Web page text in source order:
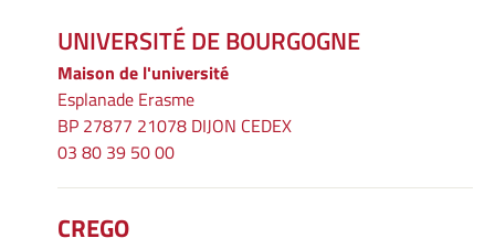
UNIVERSITÉ DE BOURGOGNE
Maison de l'université
Esplanade Erasme
BP 27877 21078 DIJON CEDEX
03 80 39 50 00
CREGO